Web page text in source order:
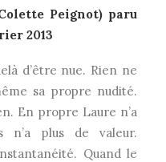
Peignot) paru
2013
d’être nue. Rien ne
sa propre nudité.
En propre Laure n’a
plus de valeur.
Quand le